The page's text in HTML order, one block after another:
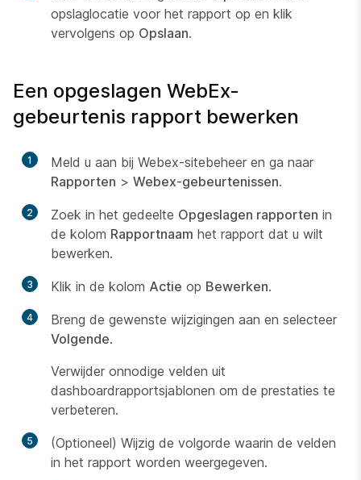
opslaglocatie voor het rapport op en klik
vervolgens op Opslaan.
Een opgeslagen WebEx-
gebeurtenis rapport bewerken
1
Meld u aan bij Webex-sitebeheer en ga naar
Rapporten > Webex-gebeurtenissen.
2 Zoek in het gedeelte Opgeslagen rapporten in
de kolom Rapportnaam het rapport dat u wilt
bewerken.
3 Klik in de kolom Actie op Bewerken.
4
Breng de gewenste wijzigingen aan en selecteer
Volgende.
Verwijder onnodige velden uit
dashboardrapportsjablonen om de prestaties te
verbeteren.
5
(Optioneel) Wijzig de volgorde waarin de velden
in het rapport worden weergegeven.